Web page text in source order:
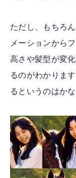
ただし、もちろ
メーションから
高さや髪型が変
るのがわかりま
るというのはか